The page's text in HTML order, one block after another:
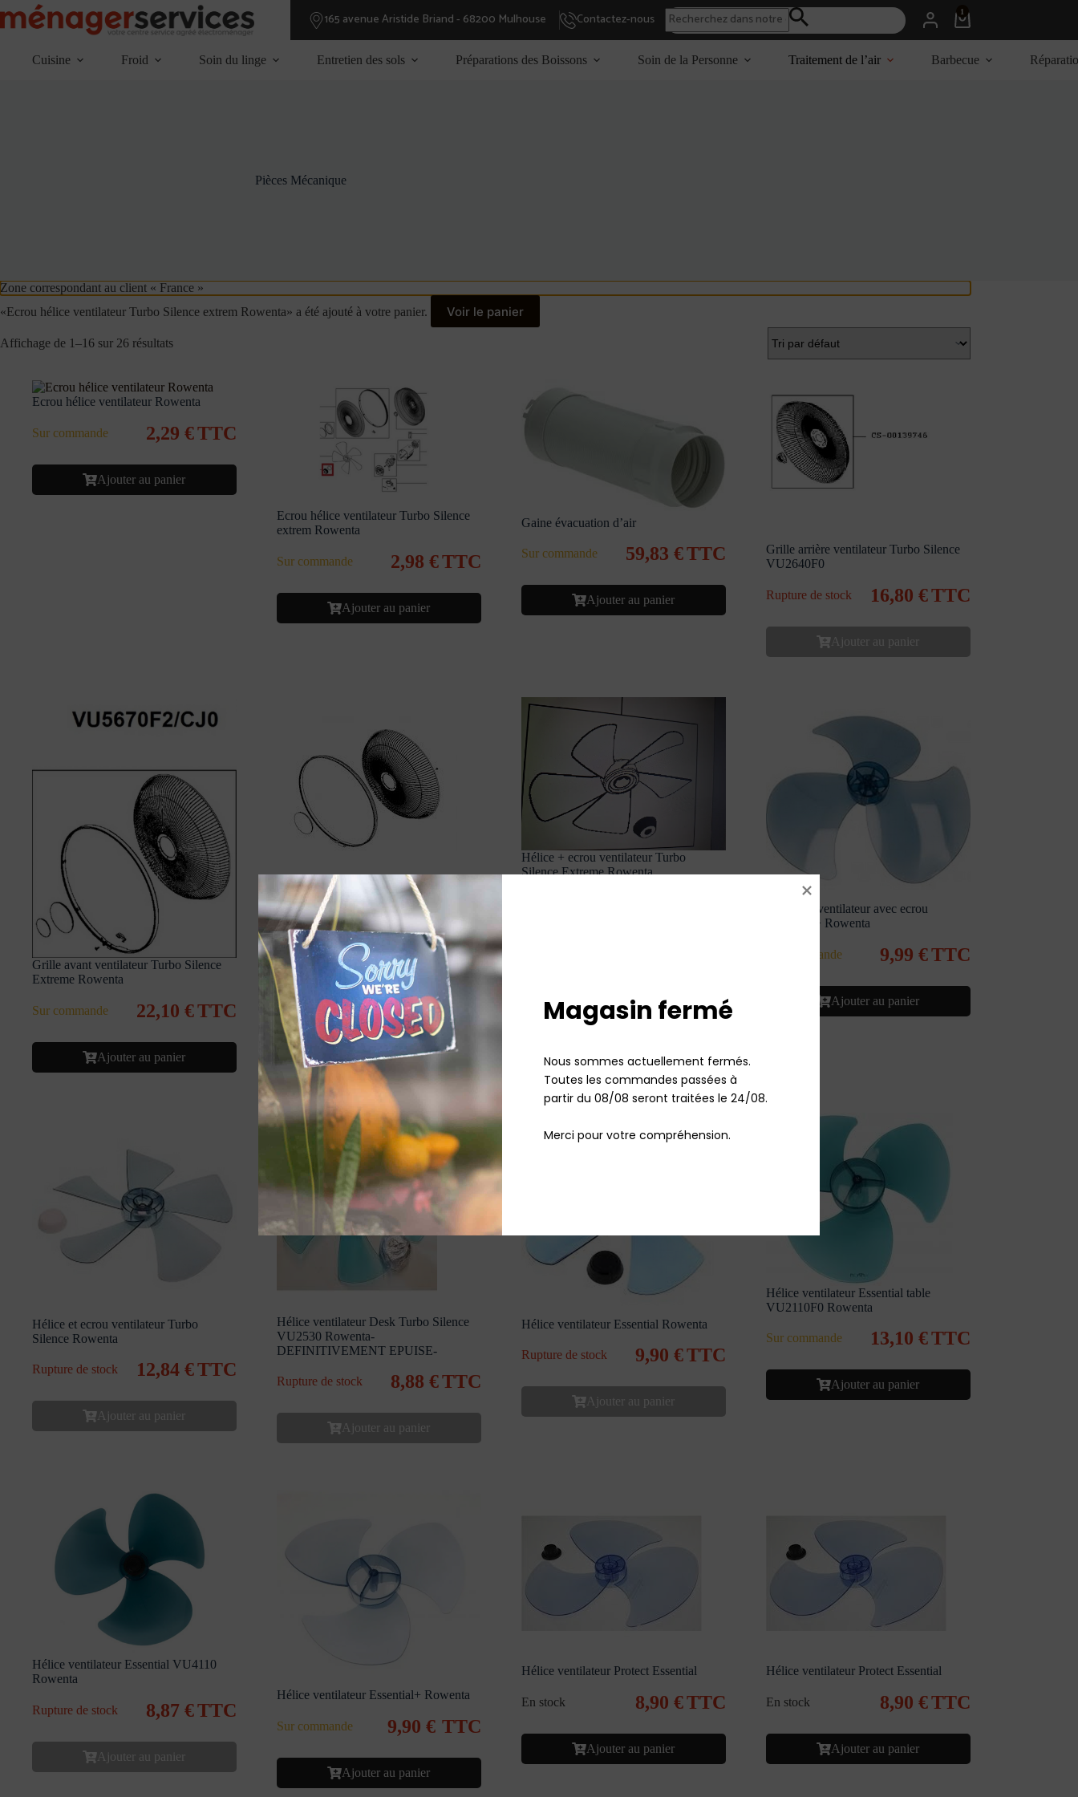
au
165 avenue Aristide Briand - 68200 Mulhouse Contactez-nous
Panier
d’achat
1
Cuisine Froid Soin du linge Entretien des sols Préparations des Boissons Soin de la Personne Traitement de l’air Barbecue
Pièces Mécanique
Zone correspondant au client « France »
«Ecrou hélice ventilateur Turbo Silence extrem Rowenta» a été ajouté à votre panier.
Voir le panier
Affichage de 1–16 sur 26 résultats
Ecrou hélice ventilateur Rowenta
Sur commande 2,29 €TTC
Ajouter au panier
Ecrou hélice ventilateur Turbo Silence
extrem Rowenta
Sur commande 2,98 €TTC
Ajouter au panier
Gaine évacuation d’air
Sur commande 59,83 €TTC
Ajouter au panier
Grille arrière ventilateur Turbo Silence
VU2640F0
Rupture de stock 16,80 €TTC
Ajouter au panier
Grille avant ventilateur Turbo Silence
Extreme Rowenta
Sur commande 22,10 €TTC
Ajouter au panier
Grille avant ventillateur Turbo Silence
VU2640F0
En stock 22,10€TTC
Ajouter au panier
Hélice + ecrou ventilateur Turbo
Silence Extreme Rowenta
Hélice de ventilateur avec ecrou
Essential + Rowenta
Sur commande 9,99 €TTC
Ajouter au panier
Hélice et ecrou ventilateur Turbo
Silence Rowenta
Rupture de stock 12,84 €TTC
Ajouter au panier
Hélice ventilateur Desk Turbo Silence
VU2530 Rowenta-
DEFINITIVEMENT EPUISE-
Rupture de stock 8,88 €TTC
Ajouter au panier
Hélice ventilateur Essential Rowenta
Rupture de stock 9,90 €TTC
Ajouter au panier
Hélice ventilateur Essential table
VU2110F0 Rowenta
Sur commande 13,10 €TTC
Ajouter au panier
Hélice ventilateur Essential VU4110
Rowenta
Rupture de stock 8,87 €TTC
Ajouter au panier
Hélice ventilateur Essential+ Rowenta
Sur commande 9,90 € TTC
Ajouter au panier
Hélice ventilateur Protect Essential
En stock 8,90 €TTC
Ajouter au panier
Hélice ventilateur Protect Essential
En stock 8,90 €TTC
Ajouter au panier
Magasin fermé
Nous sommes actuellement fermés.
Toutes les commandes passées à
partir du 08/08 seront traitées le 24/08.
Merci pour votre compréhension.